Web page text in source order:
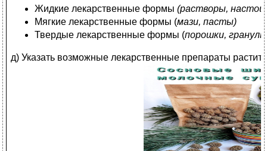
Жидкие лекарственные формы (растворы,
Мягкие лекарственные формы (мази, пасты)
Твердые лекарственные формы (порошки,
д) Указать возможные лекарственные препараты